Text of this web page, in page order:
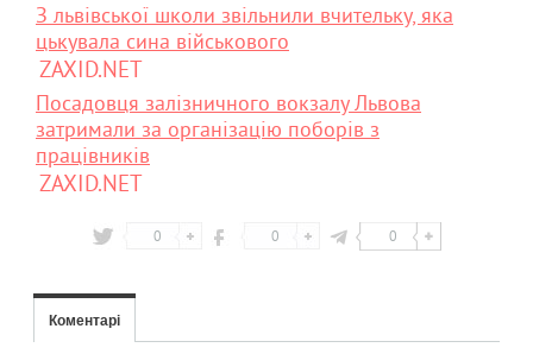
З львівської школи звільнили вчительку, яка
цькувала сина військового
ZAXID.NET
Посадовця залізничного вокзалу Львова
затримали за організацію поборів з
працівників
ZAXID.NET
0 0 0